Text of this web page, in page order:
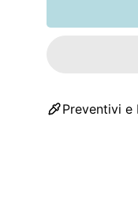
Preventivi